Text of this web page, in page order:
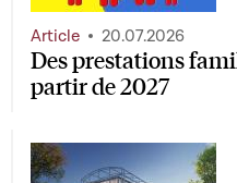
Des prestations
partir de 2027
Article 20.07.2026